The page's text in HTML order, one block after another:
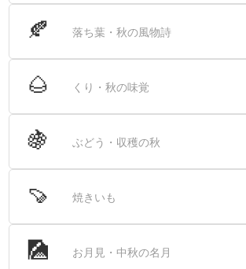
🍂 落ち葉・秋の風物詩
🌰 くり・秋の味覚
🍇 ぶどう・収穫の秋
🍠 焼きいも
🎑 お月見・中秋の名月